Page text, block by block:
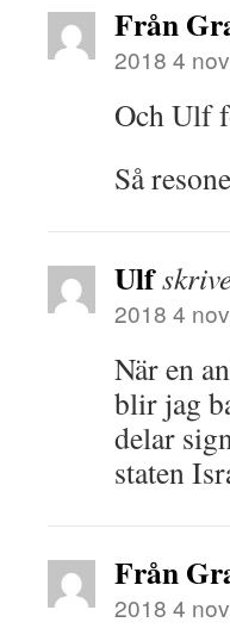
Från
2018 4
Och Ulf
Så
Ulf
2018 4
När en
blir jag
delar
staten
Från
2018 4